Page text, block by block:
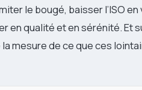
le bougé, baisser l’ISO
en qualité et en sérénité. Et
mesure de ce que ces